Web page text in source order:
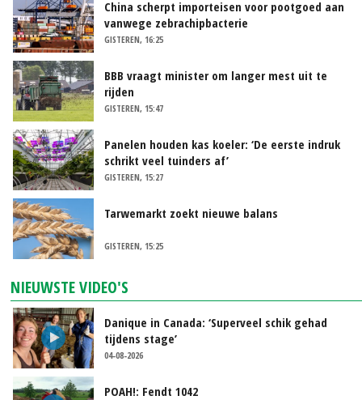
China scherpt importeisen voor pootgoed aan
vanwege zebrachipbacterie
GISTEREN, 16:25
BBB vraagt minister om langer mest uit te
rijden
GISTEREN, 15:47
Panelen houden kas koeler: ‘De eerste indruk
schrikt veel tuinders af’
GISTEREN, 15:27
Tarwemarkt zoekt nieuwe balans
GISTEREN, 15:25
NIEUWSTE VIDEO'S
Danique in Canada: ‘Superveel schik gehad
tijdens stage’
04-08-2026
POAH!: Fendt 1042